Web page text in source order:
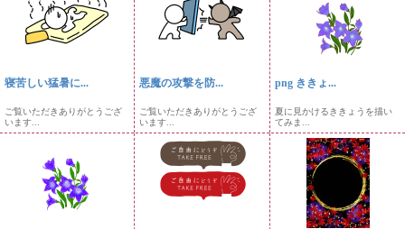
寝苦しい猛暑に...
ご覧いただきありがとうござ
います...
悪魔の攻撃を防...
ご覧いただきありがとうござ
います...
png ききょ...
夏に見かけるききょうを描い
てみま...